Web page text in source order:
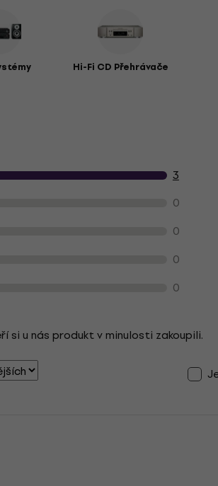
Hi-Fi CD Přehrávače
zákazníky 3
0
0
0
0
si u nás produkt v minulosti zakoupili.